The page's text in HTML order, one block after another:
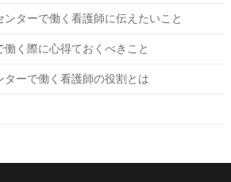
ターで働く看護師に伝えたいこと
く際に心得ておくべきこと
ーで働く看護師の役割とは